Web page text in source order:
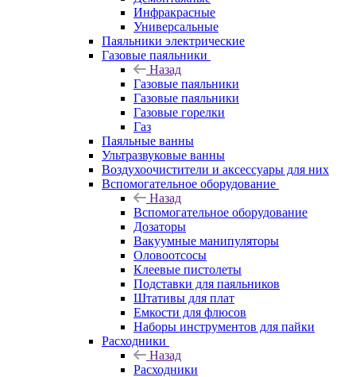
Инфракрасные
Универсальные
Паяльники электрические
Газовые паяльники
Назад
Газовые паяльники
Газовые паяльники
Газовые горелки
Газ
Паяльные ванны
Ультразвуковые ванны
Воздухоочистители и аксессуары для них
Вспомогательное оборудование
Назад
Вспомогательное оборудование
Дозаторы
Вакуумные манипуляторы
Оловоотсосы
Клеевые пистолеты
Подставки для паяльников
Штативы для плат
Емкости для флюсов
Наборы инструментов для пайки
Расходники
Назад
Расходники